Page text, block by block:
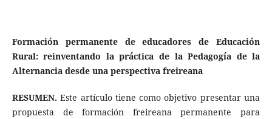
Formación permanente de educadores de Educación
Rural: reinventando la práctica de la Pedagogía de la
Alternancia desde una perspectiva freireana
RESUMEN.Este artículo tiene como objetivo presentar una
propuesta de formación freireana permanente para